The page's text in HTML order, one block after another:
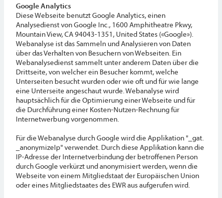
Google Analytics
Diese Webseite benutzt Google Analytics, einen
Analysedienst von Google Inc., 1600 Amphitheatre Pkwy,
Mountain View, CA 94043-1351, United States («Google»).
Webanalyse ist das Sammeln und Analysieren von Daten
über das Verhalten von Besuchern von Webseiten. Ein
Webanalysedienst sammelt unter anderem Daten über die
Drittseite, von welcher ein Besucher kommt, welche
Unterseiten besucht wurden oder wie oft und für wie lange
eine Unterseite angeschaut wurde. Webanalyse wird
hauptsächlich für die Optimierung einer Webseite und für
die Durchführung einer Kosten-Nutzen-Rechnung für
Internetwerbung vorgenommen.
Für die Webanalyse durch Google wird die Applikation "_gat.
_anonymizeIp" verwendet. Durch diese Applikation kann die
IP-Adresse der Internetverbindung der betroffenen Person
durch Google verkürzt und anonymisiert werden, wenn die
Webseite von einem Mitgliedstaat der Europäischen Union
oder eines Mitgliedstaates des EWR aus aufgerufen wird.